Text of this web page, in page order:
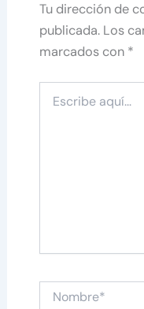
Tu dirección de
publicada. Los
marcados con *
aquí...